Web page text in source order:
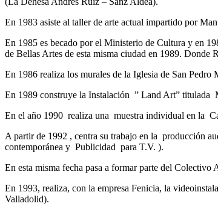
En 1983 asiste al taller de arte actual impartido por
En 1985 es becado por el Ministerio de Cultura y en
de Bellas Artes de esta misma ciudad en 1989.
En 1986 realiza los murales de la Iglesia de San Pedro
En 1989 construye la Instalación ” Land Art” titulada
En el año 1990 realiza una muestra individual en la
A partir de 1992 , centra su trabajo en la producción
contemporánea y Publicidad para T.V. ).
En esta misma fecha pasa a formar parte del
En 1993, realiza, con la empresa Fenicia, la
Valladolid).